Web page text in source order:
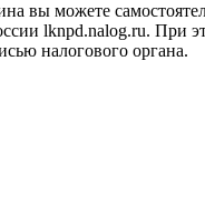
вы можете
lknpd.nalog.ru. При
налогового органа.